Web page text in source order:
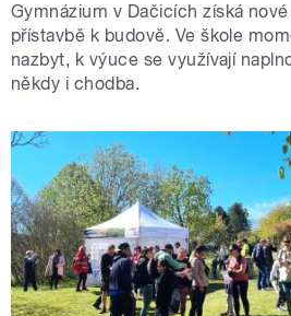
Gymnázium v Dačicích získá
přístavbě k budově. Ve škole
nazbyt, k výuce se využívají
někdy i chodba.